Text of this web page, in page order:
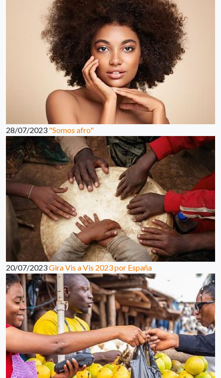
28/07/2023 "Somos afro"
20/07/2023Gira Vis a Vis 2023 por España